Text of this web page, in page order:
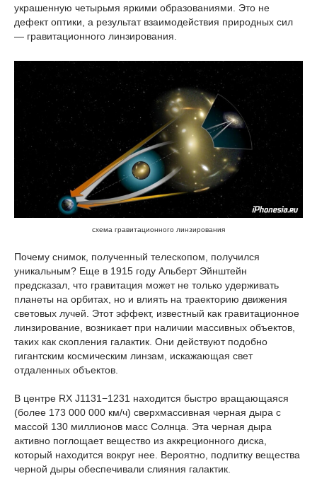
украшенную четырьмя яркими образованиями. Это не
дефект оптики, а результат взаимодействия природных сил
— гравитационного линзирования.
схема гравитационного линзирования
Почему снимок, полученный телескопом, получился
уникальным? Еще в 1915 году Альберт Эйнштейн
предсказал, что гравитация может не только удерживать
планеты на орбитах, но и влиять на траекторию движения
световых лучей. Этот эффект, известный как гравитационное
линзирование, возникает при наличии массивных объектов,
таких как скопления галактик. Они действуют подобно
гигантским космическим линзам, искажающая свет
отдаленных объектов.
В центре RX J1131−1231 находится быстро вращающаяся
(более 173 000 000 км/ч) сверхмассивная черная дыра с
массой 130 миллионов масс Солнца. Эта черная дыра
активно поглощает вещество из аккреционного диска,
который находится вокруг нее. Вероятно, подпитку вещества
черной дыры обеспечивали слияния галактик.